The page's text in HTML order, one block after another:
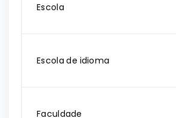
Escola
Escola de idioma
Faculdade